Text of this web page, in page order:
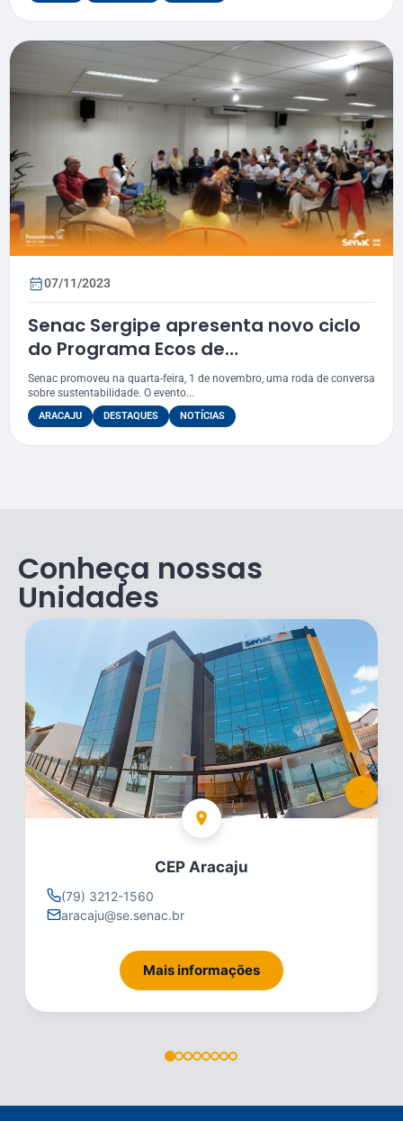
07/11/2023
Senac Sergipe apresenta novo ciclo
do Programa Ecos de
sustentabilidade
Senac promoveu na quarta-feira, 1 de novembro, uma roda de conversa
sobre sustentabilidade. O evento...
ARACAJU DESTAQUES NOTÍCIAS
Conheça nossas
Unidades
CEP Aracaju
(79) 3212-1560
aracaju@se.senac.br
Mais informações